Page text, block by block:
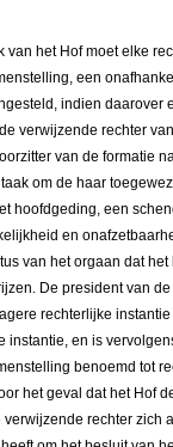
van het Hof moet elke
een
indien daarover
verwijzende rechter
van de formatie
om de haar
hoofdgeding, een
en
van het orgaan dat
De president van
rechterlijke
instantie, en is
benoemd tot
het geval dat het Hof
verwijzende rechter zich